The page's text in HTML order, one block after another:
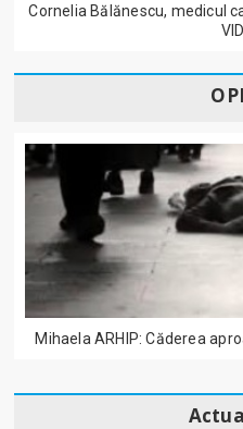
Cornelia Bălănescu, medicul
Mihaela ARHIP: Căderea